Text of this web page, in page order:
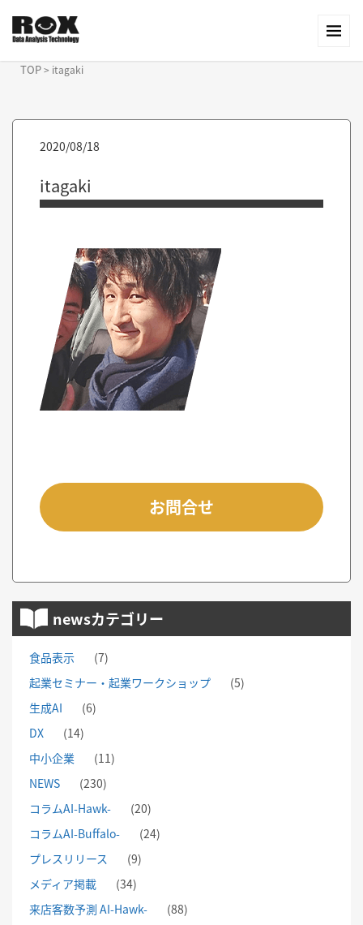
TOP> itagaki
2020/08/18
itagaki
お問合せ
newsカテゴリー
食品表示
(7)
起業セミナー・起業ワークショップ
(5)
生成AI
(6)
DX
(14)
中小企業
(11)
NEWS
(230)
コラムAI-Hawk-
(20)
コラムAI-Buffalo-
(24)
プレスリリース
(9)
メディア掲載
(34)
来店客数予測 AI-Hawk-
(88)